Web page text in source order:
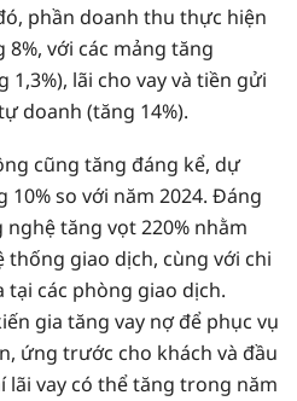
phần doanh thu thực hiện
với các mảng tăng
lãi cho vay và tiền gửi
doanh (tăng 14%).
cũng tăng đáng kể, dự
10% so với năm 2024. Đáng
tăng vọt 220% nhằm
thống giao dịch, cùng với chi
tại các phòng giao dịch.
gia tăng vay nợ để phục vụ
ứng trước cho khách và đầu
vay có thể tăng trong năm